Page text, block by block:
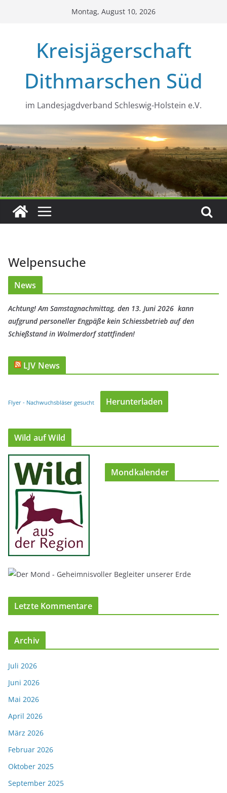
Montag, August 10, 2026
Kreisjägerschaft
Dithmarschen Süd
im Landesjagdverband Schleswig-Holstein e.V.
Welpensuche
News
Achtung! Am Samstagnachmittag, den 13. Juni 2026 kann
aufgrund personeller Engpäße kein Schiessbetrieb auf den
Schießstand in Wolmerdorf stattfinden!
LJV News
Flyer - Nachwuchsbläser gesucht Herunterladen
Wild auf Wild
Mondkalender
Letzte Kommentare
Archiv
Juli 2026
Juni 2026
Mai 2026
April 2026
März 2026
Februar 2026
Oktober 2025
September 2025